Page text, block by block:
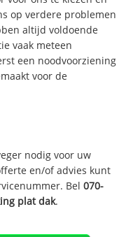
op verdere problemen
altijd voldoende
vaak meteen
een noodvoorziening
voor de
nodig voor uw
en/of advies kunt
Bel070-
plat dak.